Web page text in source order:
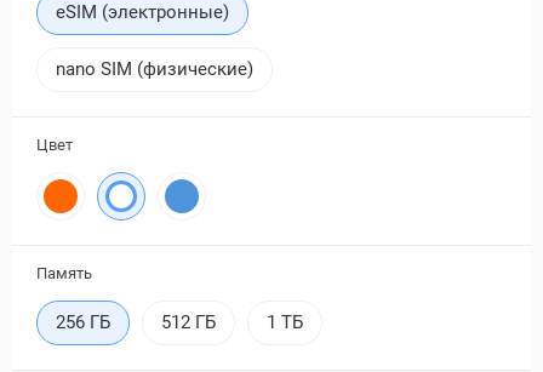
eSIM (электронные)
nano SIM (физические)
Цвет
Память
256 ГБ 512 ГБ 1 ТБ